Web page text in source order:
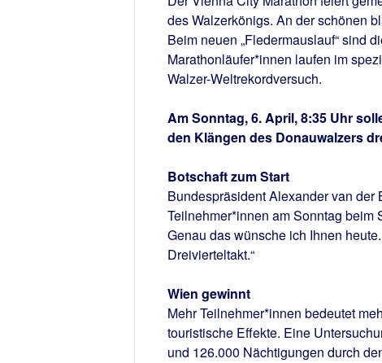
des Walzerkönigs. An der schönen
Beim neuen „Fledermauslauf“ sind
Marathonläufer*innen laufen im
Walzer-Weltrekordversuch.
Am Sonntag, 6. April, 8:35 Uhr
den Klängen des Donauwalzers
Botschaft zum Start
Bundespräsident Alexander van
Teilnehmer*innen am Sonntag beim
Genau das wünsche ich Ihnen
Dreivierteltakt.“
Wien gewinnt
Mehr Teilnehmer*innen bedeutet
touristische Effekte. Eine
und 126.000 Nächtigungen durch